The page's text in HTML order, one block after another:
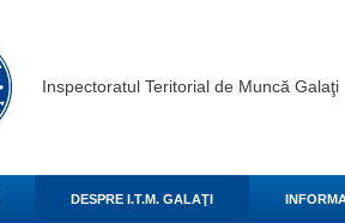
Inspectoratul Teritorial de Muncă Galaţi
DESPRE I.T.M. GALAŢI